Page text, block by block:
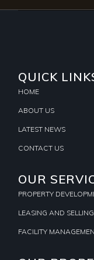
QUICK
HOME
ABOUT US
LATEST NEWS
CONTACT US
OUR
PROPERTY
LEASING AND SELLING
FACILITY